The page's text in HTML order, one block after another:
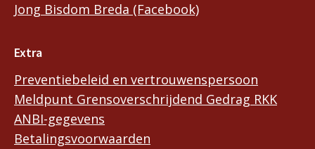
Jong Bisdom Breda (Facebook)
Extra
Preventiebeleid en vertrouwenspersoon
Meldpunt Grensoverschrijdend Gedrag RKK
ANBI-gegevens
Betalingsvoorwaarden